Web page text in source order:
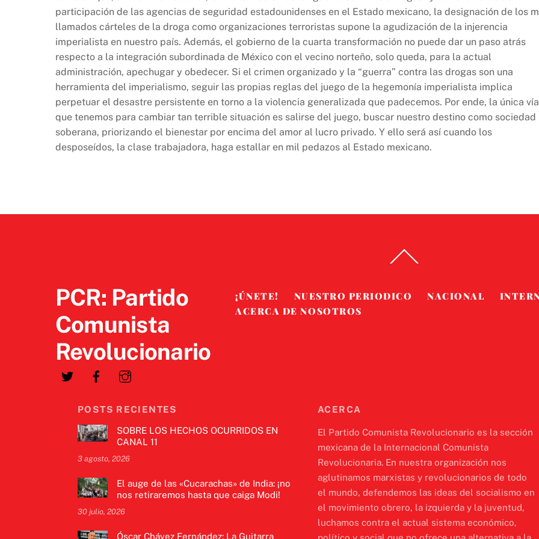
participación de las agencias de seguridad estadounidenses en el Estado mexicano, la designación de los
llamados cárteles de la droga como organizaciones terroristas supone la agudización de la injerencia
imperialista en nuestro país. Además, el gobierno de la cuarta transformación no puede dar un paso atrás
respecto a la integración subordinada de México con el vecino norteño, solo queda, para la actual
administración, apechugar y obedecer. Si el crimen organizado y la “guerra” contra las drogas son una
herramienta del imperialismo, seguir las propias reglas del juego de la hegemonía imperialista implica
perpetuar el desastre persistente en torno a la violencia generalizada que padecemos. Por ende, la única vía
que tenemos para cambiar tan terrible situación es salirse del juego, buscar nuestro destino como sociedad
soberana, priorizando el bienestar por encima del amor al lucro privado. Y ello será así cuando los
desposeídos, la clase trabajadora, haga estallar en mil pedazos al Estado mexicano.
To
PCR: Partido
Comunista
Revolucionario
¡ÚNETE! NUESTRO PERIODICO NACIONAL
ACERCA DE NOSOTROS
POSTS RECIENTES
SOBRE LOS HECHOS OCURRIDOS EN
CANAL 11
3 agosto, 2026
El auge de las «Cucarachas» de India: ¡no
nos retiraremos hasta que caiga Modi!
30 julio, 2026
Óscar Chávez Fernández: La Guitarra
ACERCA
El Partido Comunista Revolucionario es la sección
mexicana de la Internacional Comunista
Revolucionaria. En nuestra organización nos
aglutinamos marxistas y revolucionarios de todo
el mundo, defendemos las ideas del socialismo en
el movimiento obrero, la izquierda y la juventud,
luchamos contra el actual sistema económico,